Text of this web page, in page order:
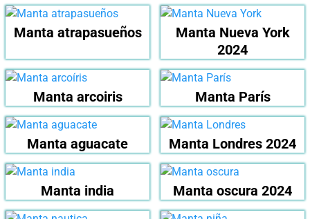
Manta atrapasueños
Manta Nueva York
2024
Manta arcoiris Manta París
Manta aguacate Manta Londres 2024
Manta india Manta oscura 2024